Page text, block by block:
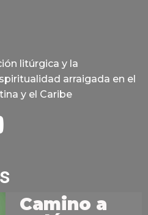
litúrgica y la
arraigada en el
y el Caribe
Camino a